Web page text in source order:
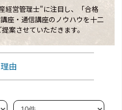
経営管理士"に注目し、「合格
座・通信講座のノウハウを十二
案させていただきます。
由